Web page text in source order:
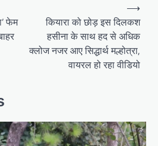
फेम
कियारा को छोड़ इस दिलकश
हसीना के साथ हद से अधिक
क्लोज नजर आए सिद्धार्थ मल्होत्रा,
वायरल हो रहा वीडियो
⟶